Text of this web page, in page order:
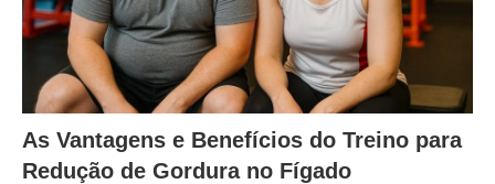
As Vantagens e Benefícios do Treino para
Redução de Gordura no Fígado